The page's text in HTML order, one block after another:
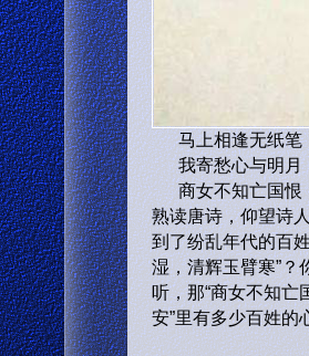
马上相逢无纸笔
我寄愁心与明月
商女不知亡国恨
熟读唐诗，仰望诗
到了纷乱年代的百
湿，清辉玉臂寒”？
听，那“商女不知亡
安”里有多少百姓的